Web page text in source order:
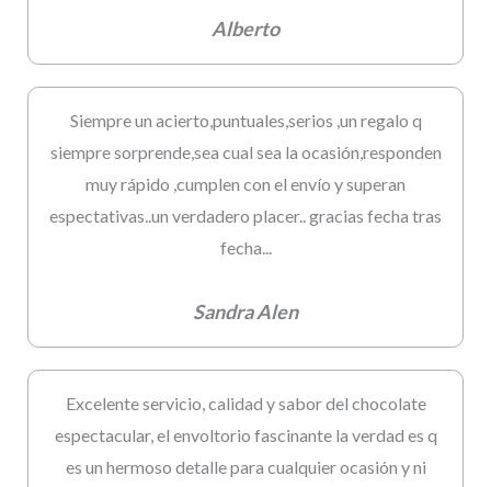
Alberto
Siempre un acierto,puntuales,serios ,un regalo q
siempre sorprende,sea cual sea la ocasión,responden
muy rápido ,cumplen con el envío y superan
espectativas..un verdadero placer.. gracias fecha tras
fecha...
Sandra Alen
Excelente servicio, calidad y sabor del chocolate
espectacular, el envoltorio fascinante la verdad es q
es un hermoso detalle para cualquier ocasión y ni